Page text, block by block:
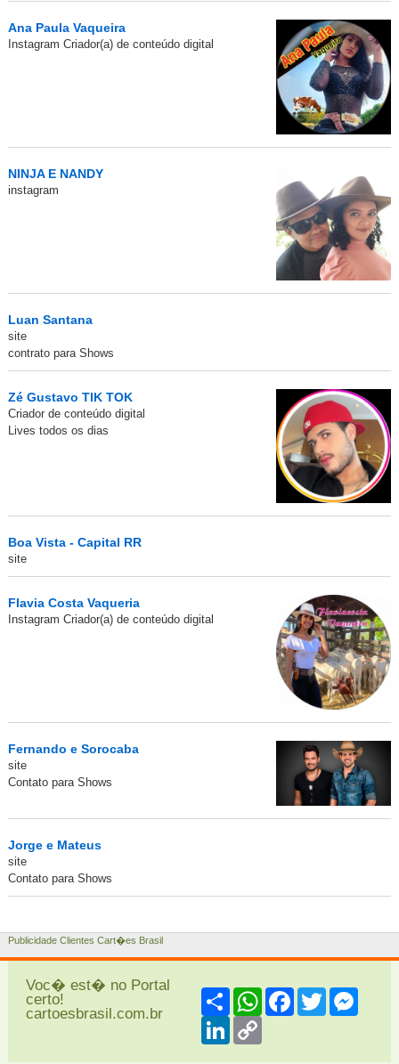
Ana Paula Vaqueira
Instagram Criador(a) de conteúdo digital
NINJA E NANDY
instagram
Luan Santana
site
contrato para Shows
Zé Gustavo TIK TOK
Criador de conteúdo digital
Lives todos os dias
Boa Vista - Capital RR
site
Flavia Costa Vaqueria
Instagram Criador(a) de conteúdo digital
Fernando e Sorocaba
site
Contato para Shows
Jorge e Mateus
site
Contato para Shows
Publicidade Clientes Cart�es Brasil
Voc� est� no Portal
certo!
cartoesbrasil.com.br
ShareWhatsAppFacebook
Twitter
LinkedInCopy